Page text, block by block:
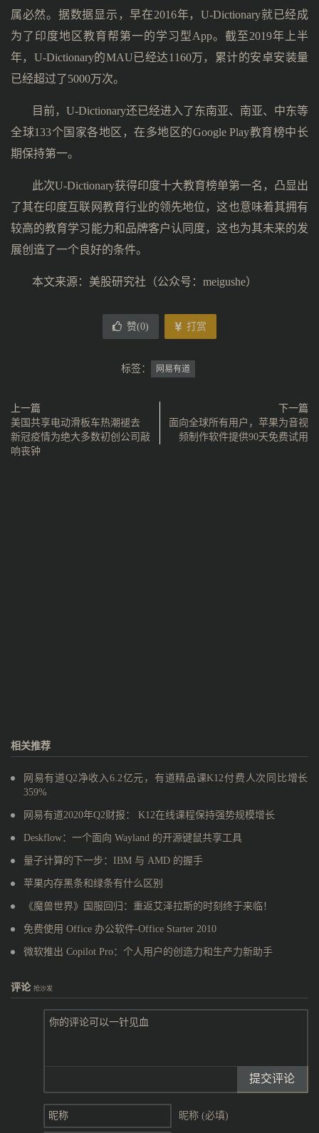
属必然。据数据显示，早在2016年，U-Dictionary就已经成
为了印度地区教育帮第一的学习型App。截至2019年上半
年，U-Dictionary的MAU已经达1160万，累计的安卓安装量
已经超过了5000万次。
目前，U-Dictionary还已经进入了东南亚、南亚、中东等
全球133个国家各地区，在多地区的Google Play教育榜中长
期保持第一。
此次U-Dictionary获得印度十大教育榜单第一名，凸显出
了其在印度互联网教育行业的领先地位，这也意味着其拥有
较高的教育学习能力和品牌客户认同度，这也为其未来的发
展创造了一个良好的条件。
本文来源：美股研究社（公众号：meigushe）
赞(0) 打赏
标签： 网易有道
上一篇
美国共享电动滑板车热潮褪去
新冠疫情为绝大多数初创公司敲
响丧钟
下一篇
面向全球所有用户，苹果为音视
频制作软件提供90天免费试用
相关推荐
网易有道Q2净收入6.2亿元，有道精品课K12付费人次同比增长
359%
网易有道2020年Q2财报： K12在线课程保持强势规模增长
Deskflow：一个面向 Wayland 的开源键鼠共享工具
量子计算的下一步：IBM 与 AMD 的握手
苹果内存黑条和绿条有什么区别
《魔兽世界》国服回归：重返艾泽拉斯的时刻终于来临！
免费使用 Office 办公软件-Office Starter 2010
微软推出 Copilot Pro：个人用户的创造力和生产力新助手
评论 抢沙发
提交评论
昵称 (必填)